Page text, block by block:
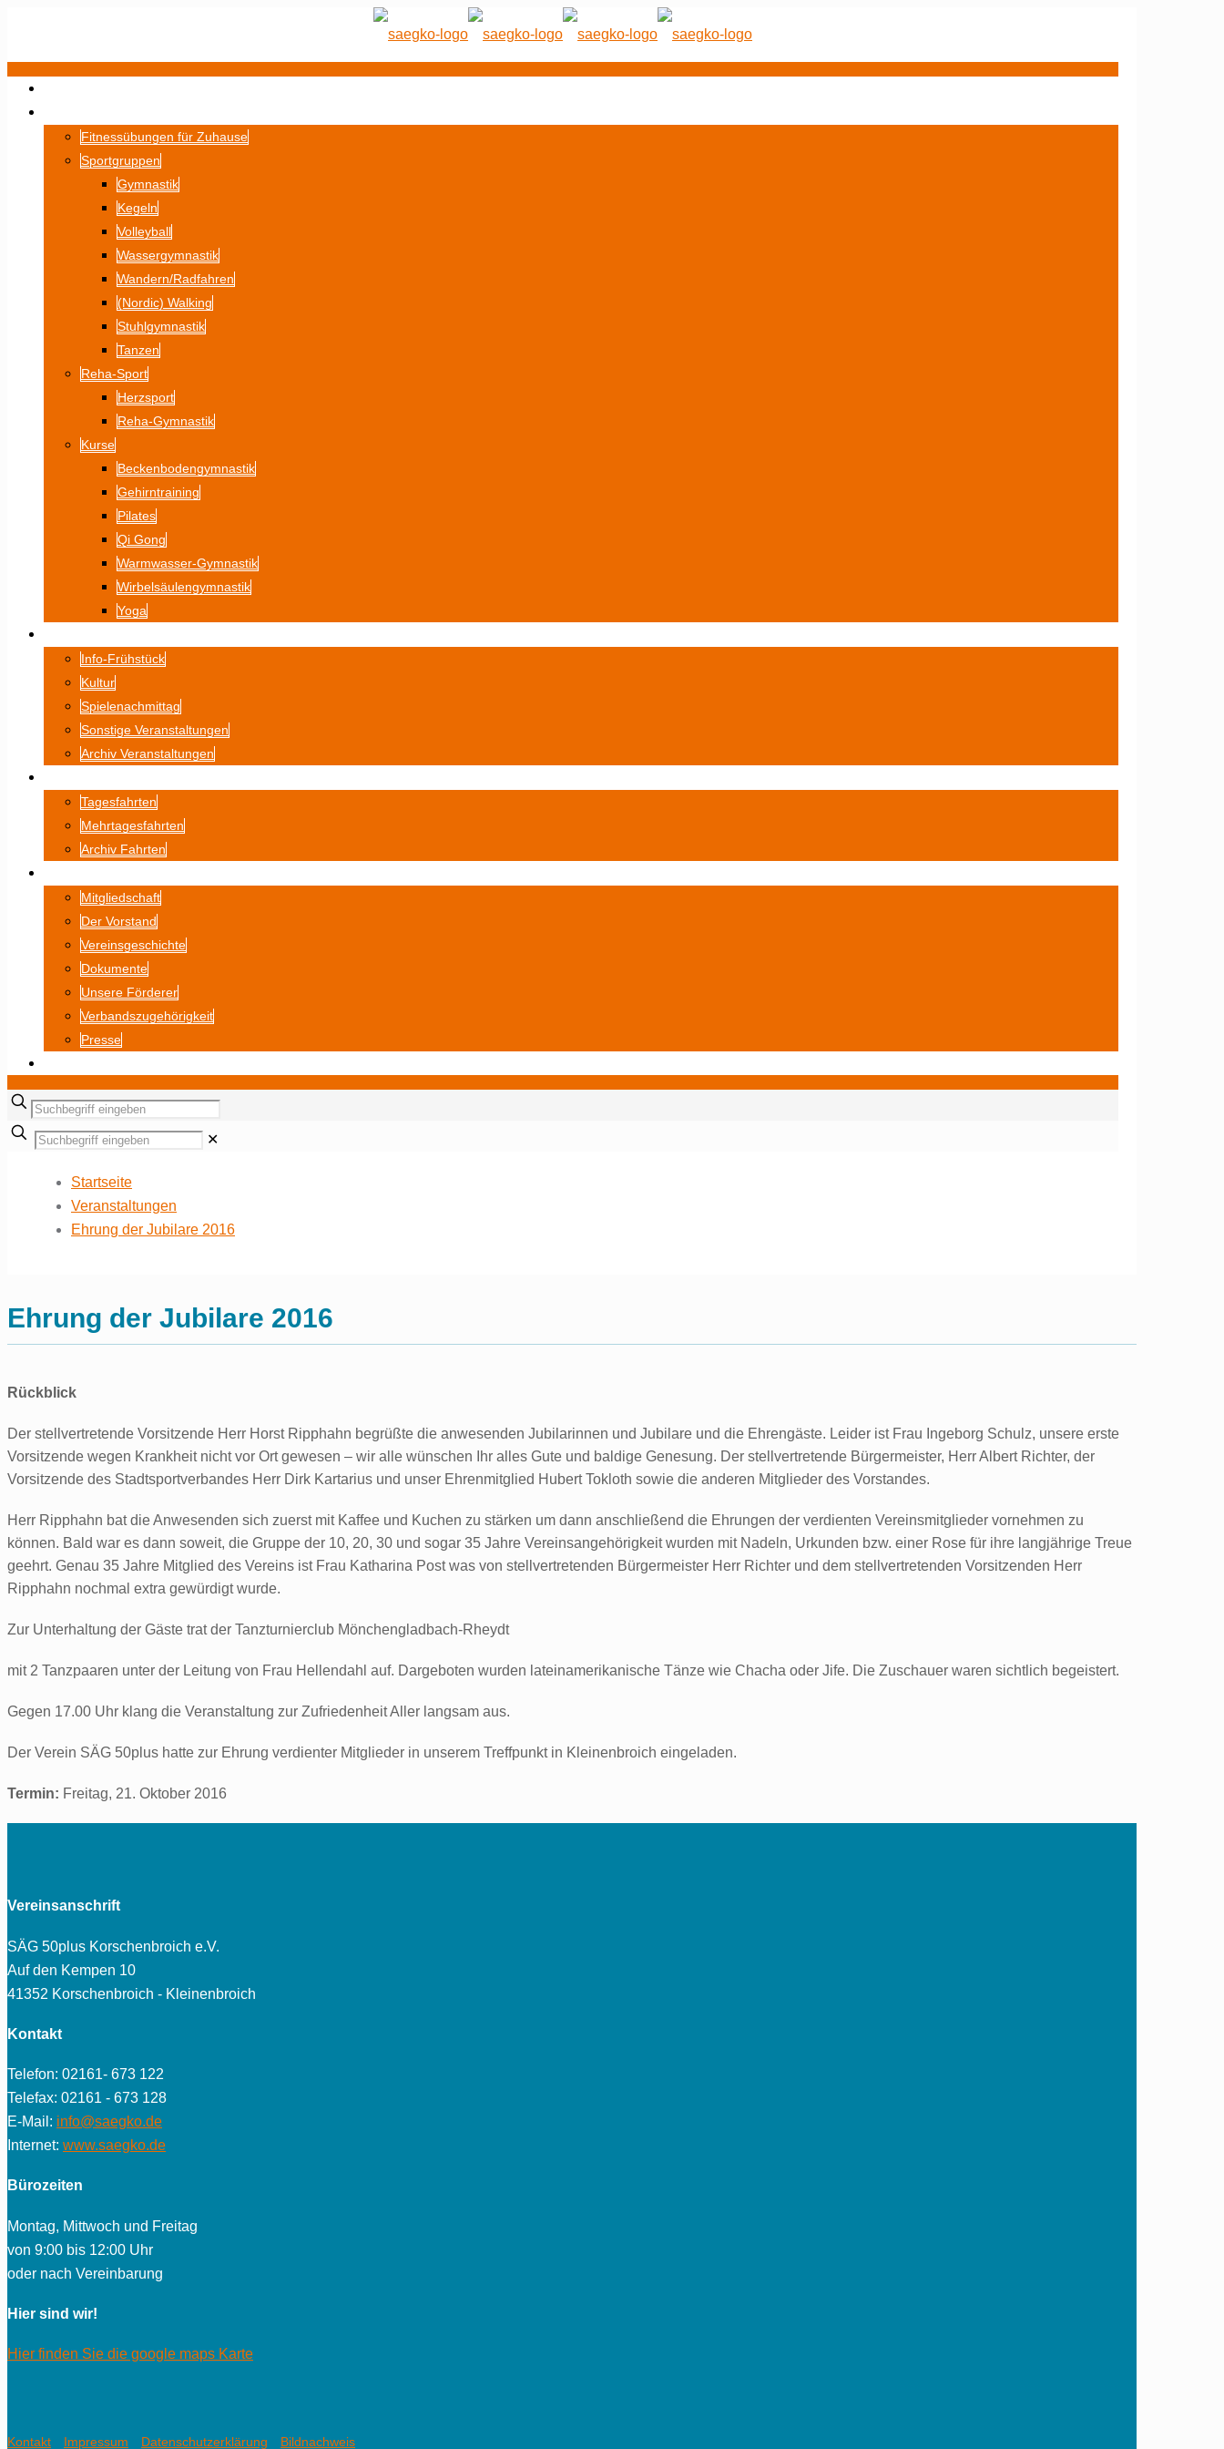
Fitnessübungen für Zuhause
Sportgruppen
Gymnastik
Kegeln
Volleyball
Wassergymnastik
Wandern/Radfahren
(Nordic) Walking
Stuhlgymnastik
Tanzen
Reha-Sport
Herzsport
Reha-Gymnastik
Kurse
Beckenbodengymnastik
Gehirntraining
Pilates
Qi Gong
Warmwasser-Gymnastik
Wirbelsäulengymnastik
Yoga
Info-Frühstück
Kultur
Spielenachmittag
Sonstige Veranstaltungen
Archiv Veranstaltungen
Tagesfahrten
Mehrtagesfahrten
Archiv Fahrten
Mitgliedschaft
Der Vorstand
Vereinsgeschichte
Dokumente
Unsere Förderer
Verbandszugehörigkeit
Presse
✕
Startseite
Veranstaltungen
Ehrung der Jubilare 2016
Ehrung der Jubilare 2016
Rückblick
Der stellvertretende Vorsitzende Herr Horst Ripphahn begrüßte die anwesenden Jubilarinnen und Jubilare und die Ehrengäste. Leider ist Frau Ingeborg Schulz, unsere erste
Vorsitzende wegen Krankheit nicht vor Ort gewesen – wir alle wünschen Ihr alles Gute und baldige Genesung. Der stellvertretende Bürgermeister, Herr Albert Richter, der
Vorsitzende des Stadtsportverbandes Herr Dirk Kartarius und unser Ehrenmitglied Hubert Tokloth sowie die anderen Mitglieder des Vorstandes.
Herr Ripphahn bat die Anwesenden sich zuerst mit Kaffee und Kuchen zu stärken um dann anschließend die Ehrungen der verdienten Vereinsmitglieder vornehmen zu
können. Bald war es dann soweit, die Gruppe der 10, 20, 30 und sogar 35 Jahre Vereinsangehörigkeit wurden mit Nadeln, Urkunden bzw. einer Rose für ihre langjährige Treue
geehrt. Genau 35 Jahre Mitglied des Vereins ist Frau Katharina Post was von stellvertretenden Bürgermeister Herr Richter und dem stellvertretenden Vorsitzenden Herr
Ripphahn nochmal extra gewürdigt wurde.
Zur Unterhaltung der Gäste trat der Tanzturnierclub Mönchengladbach-Rheydt
mit 2 Tanzpaaren unter der Leitung von Frau Hellendahl auf. Dargeboten wurden lateinamerikanische Tänze wie Chacha oder Jife. Die Zuschauer waren sichtlich begeistert.
Gegen 17.00 Uhr klang die Veranstaltung zur Zufriedenheit Aller langsam aus.
Der Verein SÄG 50plus hatte zur Ehrung verdienter Mitglieder in unserem Treffpunkt in Kleinenbroich eingeladen.
Termin: Freitag, 21. Oktober 2016
Vereinsanschrift
SÄG 50plus Korschenbroich e.V.
Auf den Kempen 10
41352 Korschenbroich - Kleinenbroich
Kontakt
Telefon: 02161- 673 122
Telefax: 02161 - 673 128
E-Mail: info@saegko.de
Internet: www.saegko.de
Bürozeiten
Montag, Mittwoch und Freitag
von 9:00 bis 12:00 Uhr
oder nach Vereinbarung
Hier sind wir!
Hier finden Sie die google maps Karte
Kontakt Impressum Datenschutzerklärung Bildnachweis